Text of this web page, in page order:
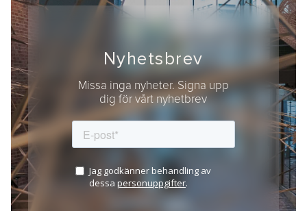
Nyhetsbrev
Missa inga nyheter. Signa upp
dig för vårt nyhetbrev